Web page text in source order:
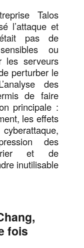
Talos
l’attaque et
pas de
ou
les serveurs
perturber le
des
de faire
principale :
les effets
des
et de
inutilisable
fois